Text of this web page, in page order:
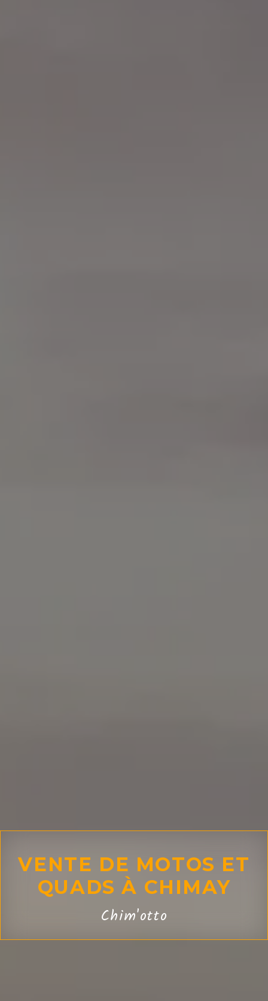
VENTE DE MOTOS ET
QUADS À CHIMAY
Chim'otto